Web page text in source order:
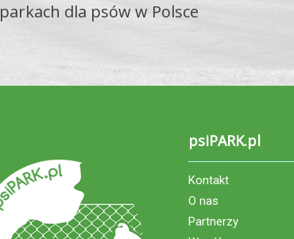
parkach dla psów w Polsce
psiPARK.pl
Kontakt
O nas
Partnerzy